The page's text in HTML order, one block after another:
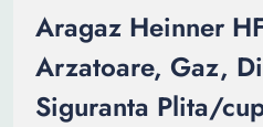
Aragaz Heinner
Arzatoare, Gaz,
Siguranta Plita/